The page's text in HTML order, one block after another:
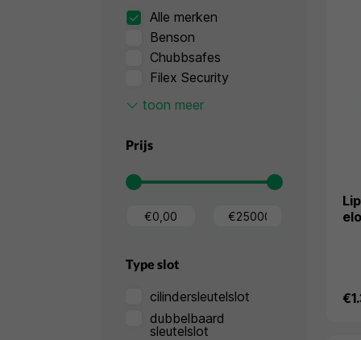
Alle merken
Benson
Chubbsafes
Filex Security
Sistec
toon meer
Prijs
Type slot
cilindersleutelslot
dubbelbaard
sleutelslot